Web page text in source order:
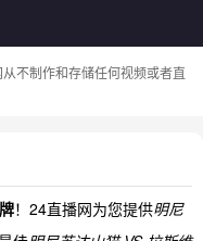
不制作和存储任何视频或者直
！24直播网为您提供明尼